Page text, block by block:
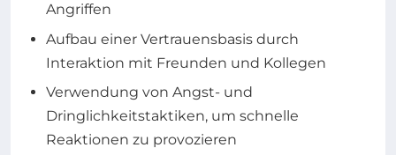
Angriffen
Aufbau einer Vertrauensbasis durch
Interaktion mit Freunden und Kollegen
Verwendung von Angst- und
Dringlichkeitstaktiken, um schnelle
Reaktionen zu provozieren